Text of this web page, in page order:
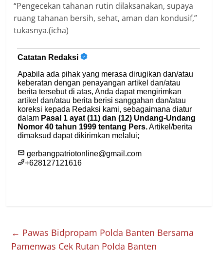
“Pengecekan tahanan rutin dilaksanakan, supaya
ruang tahanan bersih, sehat, aman dan kondusif,”
tukasnya.(icha)
← Pawas Bidpropam Polda Banten Bersama
Pamenwas Cek Rutan Polda Banten